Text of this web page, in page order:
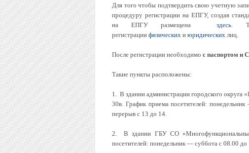
Для того чтобы подтвердить свою учетную
процедуру регистрации на ЕПГУ, создав
на ЕПГУ размещеназдесь.
регистрации физических и юридических лиц.
После регистрации необходимо с паспортом
Такие пункты расположены:
1. В здании администрации городского
30в. График приема посетителей:
перерыв с 13 до 14.
2. В здании ГБУ СО
посетителей: понедельник — суббота с 08.00